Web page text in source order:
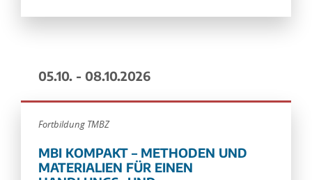
05.10. - 08.10.2026
Fortbildung TMBZ
MBI KOMPAKT – METHODEN UND
MATERIALIEN FÜR EINEN